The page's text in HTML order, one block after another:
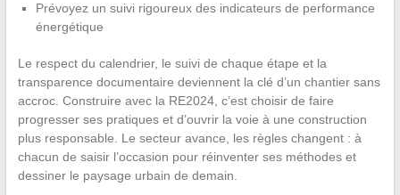
Prévoyez un suivi rigoureux des indicateurs de performance
énergétique
Le respect du calendrier, le suivi de chaque étape et la
transparence documentaire deviennent la clé d’un chantier sans
accroc. Construire avec la RE2024, c’est choisir de faire
progresser ses pratiques et d’ouvrir la voie à une construction
plus responsable. Le secteur avance, les règles changent : à
chacun de saisir l’occasion pour réinventer ses méthodes et
dessiner le paysage urbain de demain.